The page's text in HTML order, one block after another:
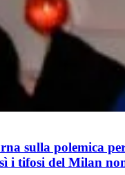
sulla polemica
i tifosi del Milan